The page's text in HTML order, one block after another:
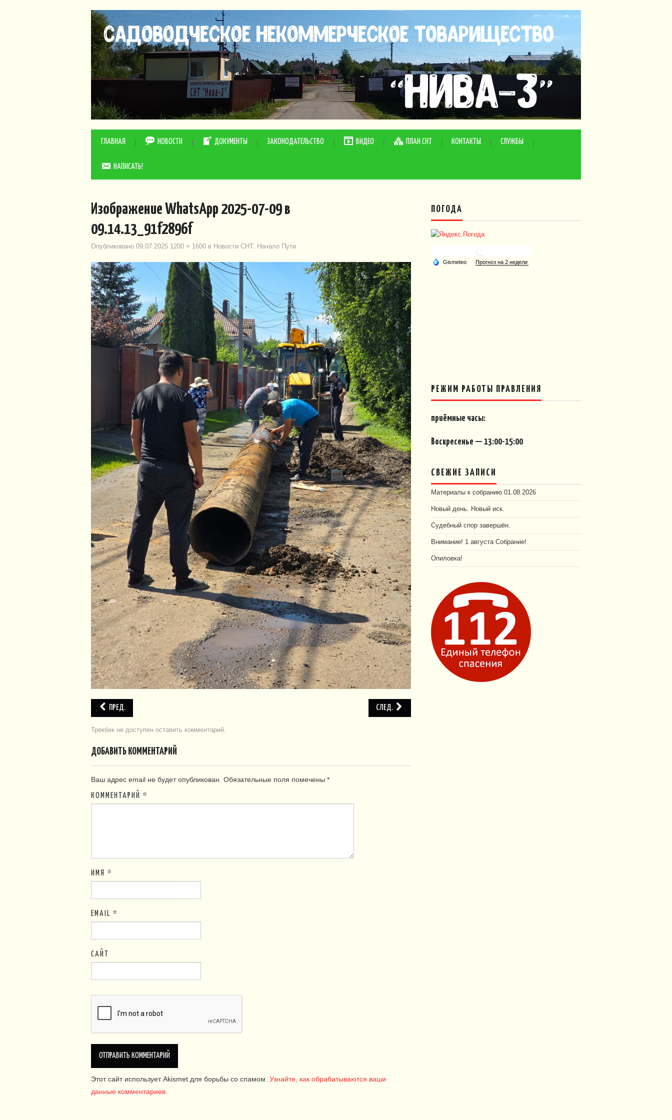
ГЛАВНАЯ НОВОСТИ ДОКУМЕНТЫ ЗАКОНОДАТЕЛЬСТВО ВИДЕО ПЛАН СНТ КОНТАКТЫ СЛУЖБЫ
НАПИСАТЬ!
Изображение WhatsApp 2025-07-09 в
09.14.13_91f2896f
Опубликовано 09.07.2025 1200 × 1600 в Новости СНТ. Начало Пути
ПРЕД. СЛЕД.
Трекбек не доступен оставить комментарий
ДОБАВИТЬ КОММЕНТАРИЙ
Ваш адрес email не будет опубликован. Обязательные поля помечены *
КОММЕНТАРИЙ *
ИМЯ *
EMAIL *
САЙТ
Этот сайт использует Akismet для борьбы со спамом. Узнайте, как обрабатываются ваши
данные комментариев
ПОГОДА
РЕЖИМ РАБОТЫ ПРАВЛЕНИЯ
приёмные часы:
Воскресенье — 13:00-15:00
СВЕЖИЕ ЗАПИСИ
Материалы к собранию 01.08.2026
Новый день. Новый иск.
Судебный спор завершён.
Внимание! 1 августа Собрание!
Опиловка!